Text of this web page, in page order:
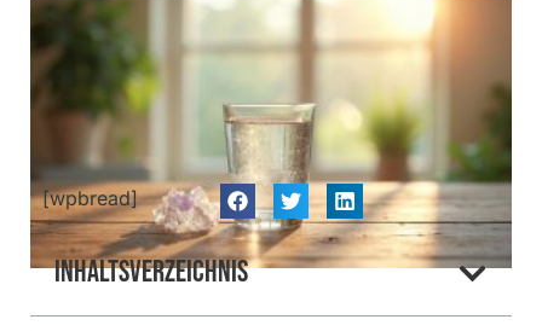
[wpbread]
Inhaltsverzeichnis